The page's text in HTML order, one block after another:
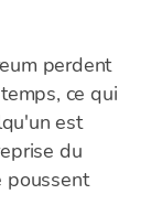
perdent
ce qui
est
du
poussent